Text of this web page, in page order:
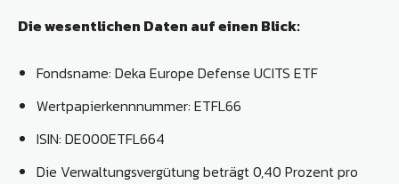
Die wesentlichen Daten auf einen Blick:
Fondsname: Deka Europe Defense UCITS ETF
Wertpapierkennnummer: ETFL66
ISIN: DE000ETFL664
Die Verwaltungsvergütung beträgt 0,40 Prozent pro